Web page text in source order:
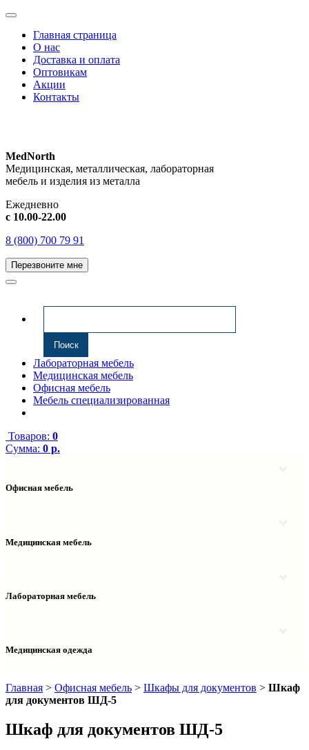
Главная страница
О нас
Доставка и оплата
Оптовикам
Акции
Контакты
MedNorth
Медицинская, металлическая, лабораторная
мебель и изделия из металла
Ежедневно
с 10.00-22.00
8 (800) 700 79 91
Перезвоните мне
Лабораторная мебель
Медицинская мебель
Офисная мебель
Мебель специализированная
Товаров: 0
Сумма: 0 р.
Офисная мебель
Надстройки
Столы рабочие
Шкафы колонки
Медицинская мебель
Шкафы колонки медицинские
Лабораторная мебель
Тумбы мойки лабораторные
Медицинская одежда
Главная > Офисная мебель > Шкафы для документов > Шкаф
для документов ШД-5
Шкаф для документов ШД-5